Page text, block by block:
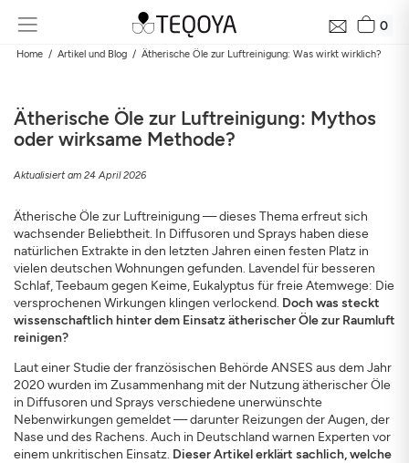
0
Home Artikel und Blog Ätherische Öle zur Luftreinigung: Was wirkt wirklich?
Ätherische Öle zur Luftreinigung: Mythos
oder wirksame Methode?
Aktualisiert am 24 April 2026
Ätherische Öle zur Luftreinigung — dieses Thema erfreut sich
wachsender Beliebtheit. In Diffusoren und Sprays haben diese
natürlichen Extrakte in den letzten Jahren einen festen Platz in
vielen deutschen Wohnungen gefunden. Lavendel für besseren
Schlaf, Teebaum gegen Keime, Eukalyptus für freie Atemwege: Die
versprochenen Wirkungen klingen verlockend. Doch was steckt
wissenschaftlich hinter dem Einsatz ätherischer Öle zur Raumluft
reinigen?
Laut einer Studie der französischen Behörde ANSES aus dem Jahr
2020 wurden im Zusammenhang mit der Nutzung ätherischer Öle
in Diffusoren und Sprays verschiedene unerwünschte
Nebenwirkungen gemeldet — darunter Reizungen der Augen, der
Nase und des Rachens. Auch in Deutschland warnen Experten vor
einem unkritischen Einsatz. Dieser Artikel erklärt sachlich, welche
Kostenlose Luftanalyse in Ihrer Nähe in 24h
Luftqualität rund ums Zuhause und ihre Auswirkung auf Ihre
Gesundheit
E-Mail
Adresse